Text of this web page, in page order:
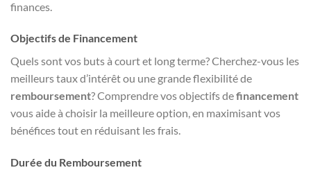
finances.
Objectifs de Financement
Quels sont vos buts à court et long terme? Cherchez-vous les
meilleurs taux d’intérêt ou une grande flexibilité de
remboursement? Comprendre vos objectifs definancement
vous aide à choisir la meilleure option, en maximisant vos
bénéfices tout en réduisant les frais.
Durée du Remboursement